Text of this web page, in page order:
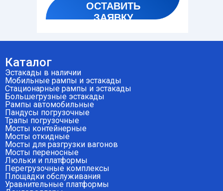
ОСТАВИТЬ
ЗАЯВКУ
Каталог
Эстакады в наличии
Мобильные рампы и эстакады
Стационарные рампы и эстакады
Большегрузные эстакады
Рампы автомобильные
Пандусы погрузочные
Трапы погрузочные
Мосты контейнерные
Мосты откидные
Мосты для разгрузки вагонов
Мосты переносные
Люльки и платформы
Перегрузочные комплексы
Площадки обслуживания
Уравнительные платформы